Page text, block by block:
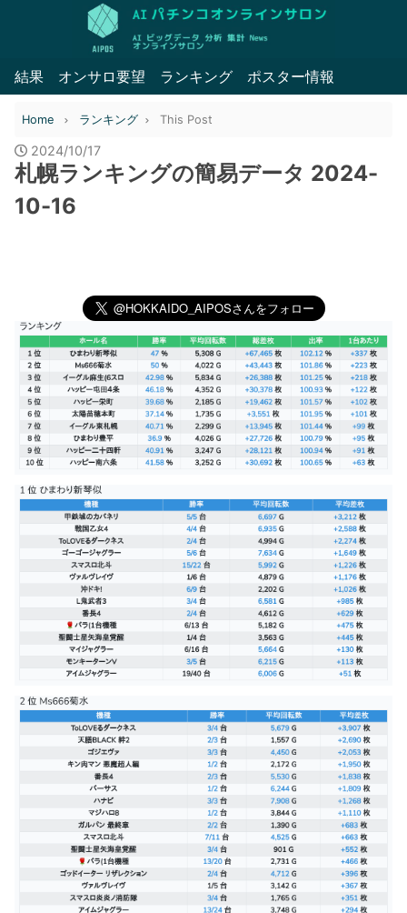
結果 オンサロ要望 ランキング ポスター情報
Home ランキング This Post
2024/10/17
札幌ランキングの簡易データ 2024-
10-16